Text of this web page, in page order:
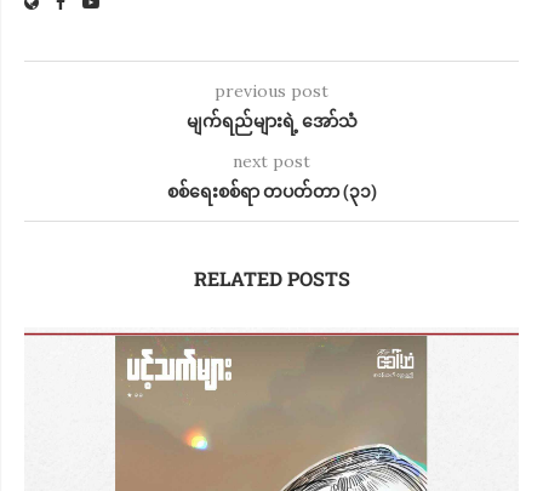
previous post
မျက်ရည်များရဲ့ အော်သံ
next post
စစ်ရေးစစ်ရာ တပတ်တာ (၃၁)
RELATED POSTS